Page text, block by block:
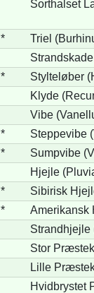
Sorthalset
*
Triel
*
Stylteløber
Klyde
Vibe
*
Steppevibe
*
Sumpvibe
Hjejle
*
Sibirisk
*
Amerikansk
Strandhjejle
Stor
Lille
Hvidbrystet